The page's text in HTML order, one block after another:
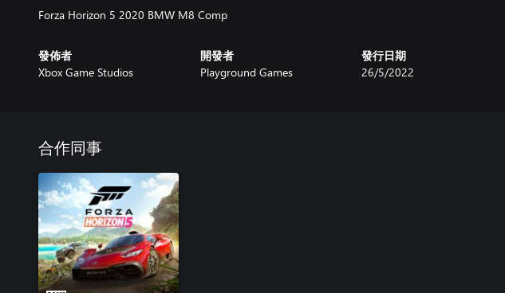
Forza Horizon 5 2020 BMW M8 Comp
發佈者
Xbox Game Studios
開發者
Playground Games
發行日期
26/5/2022
合作同事